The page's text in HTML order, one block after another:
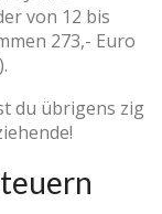
von 12 bis
273,- Euro
du übrigens zig